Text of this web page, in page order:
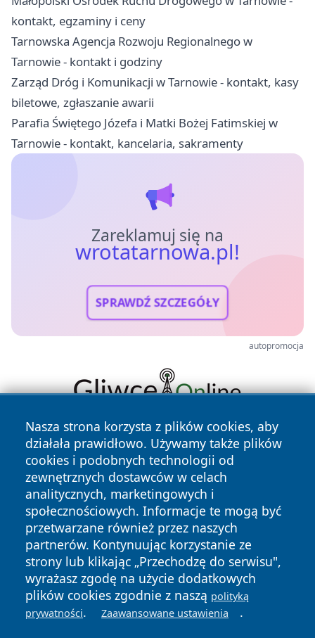
kontakt, egzaminy i ceny
Tarnowska Agencja Rozwoju Regionalnego w
Tarnowie - kontakt i godziny
Zarząd Dróg i Komunikacji w Tarnowie - kontakt, kasy
biletowe, zgłaszanie awarii
Parafia Świętego Józefa i Matki Bożej Fatimskiej w
Tarnowie - kontakt, kancelaria, sakramenty
Zareklamuj się na
wrotatarnowa.pl!
SPRAWDŹ SZCZEGÓŁY
autopromocja
Nasza strona korzysta z plików cookies, aby
działała prawidłowo. Używamy także plików
cookies i podobnych technologii od
zewnętrznych dostawców w celach
analitycznych, marketingowych i
społecznościowych. Informacje te mogą być
przetwarzane również przez naszych
partnerów. Kontynuując korzystanie ze
strony lub klikając „Przechodzę do serwisu",
wyrażasz zgodę na użycie dodatkowych
plików cookies zgodnie z naszą polityką
prywatności. Zaawansowane ustawienia .
Copyright © 2026 wrotatarnowa.pl Wszystkie prawa
zastrzeżone.
News Autorzy
Polityka
Prywatności
Polityka
Cookies